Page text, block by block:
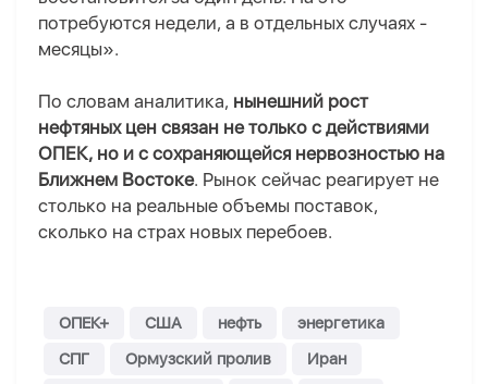
потребуются недели, а в отдельных случаях -
месяцы».
По словам аналитика, нынешний рост
нефтяных цен связан не только с действиями
ОПЕК, но и с сохраняющейся нервозностью на
Ближнем Востоке. Рынок сейчас реагирует не
столько на реальные объемы поставок,
сколько на страх новых перебоев.
ОПЕК+ США нефть
энергетика
СПГ
Ормузский пролив
Иран